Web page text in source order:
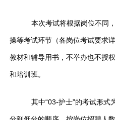
本次考试将根据岗位不同
操等考试环节（各岗位考试要求
教材和辅导用书，不举办也不授
和培训班。
其中“03-护士”的考试形式